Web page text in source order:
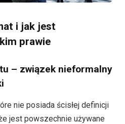
i jak jest
prawie
– związek nieformalny
nie posiada ścisłej definicji
jest powszechnie używane